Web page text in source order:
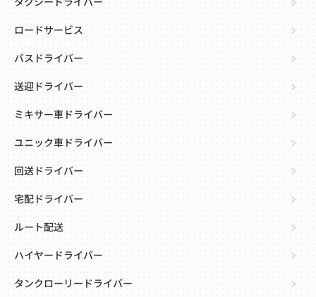
ロードサービス
バスドライバー
送迎ドライバー
ミキサー車ドライバー
ユニック車ドライバー
回送ドライバー
宅配ドライバー
ルート配送
ハイヤードライバー
タンクローリードライバー